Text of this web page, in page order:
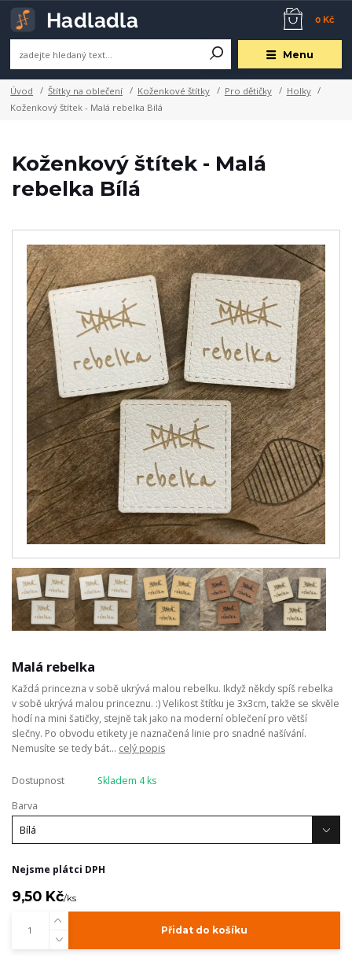
Menu
0 Kč
Úvod Štítky na oblečení Koženkové štítky Pro dětičky
Holky
Koženkový štítek - Malá rebelka Bílá
Koženkový štítek - Malá
rebelka Bílá
Malá rebelka
Každá princezna v sobě ukrývá malou rebelku. Ikdyž někdy spíš rebelka
v sobě ukrývá malou princeznu. :) Velikost štítku je 3x3cm, takže se skvěle
hodí na mini šatičky, stejně tak jako na moderní oblečení pro větší
slečny. Po obvodu etikety je naznačená linie pro snadné našívání.
Nemusíte se tedy bát... celý popis
Dostupnost
Skladem 4 ks
Barva
Nejsme plátci DPH
9,50 Kč/ks
Přidat do košíku